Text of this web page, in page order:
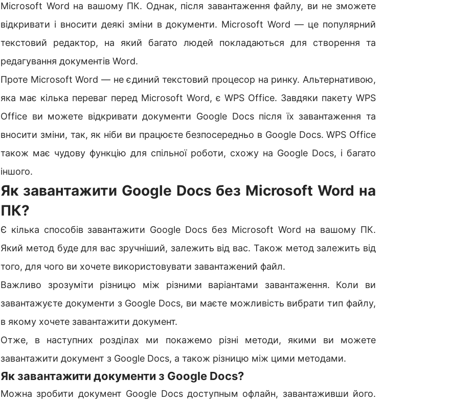
Microsoft Word на вашому ПК. Однак, після завантаження файлу, ви не зможете
відкривати і вносити деякі зміни в документи. Microsoft Word — це популярний
текстовий редактор, на який багато людей покладаються для створення та
редагування документів Word.
Проте Microsoft Word — не єдиний текстовий процесор на ринку. Альтернативою,
яка має кілька переваг перед Microsoft Word, є WPS Office. Завдяки пакету WPS
Office ви можете відкривати документи Google Docs після їх завантаження та
вносити зміни, так, як ніби ви працюєте безпосередньо в Google Docs. WPS Office
також має чудову функцію для спільної роботи, схожу на Google Docs, і багато
іншого.
Як завантажити Google Docs без Microsoft Word на
ПК?
Є кілька способів завантажити Google Docs без Microsoft Word на вашому ПК.
Який метод буде для вас зручніший, залежить від вас. Також метод залежить від
того, для чого ви хочете використовувати завантажений файл.
Важливо зрозуміти різницю між різними варіантами завантаження. Коли ви
завантажуєте документи з Google Docs, ви маєте можливість вибрати тип файлу,
в якому хочете завантажити документ.
Отже, в наступних розділах ми покажемо різні методи, якими ви можете
завантажити документ з Google Docs, а також різницю між цими методами.
Як завантажити документи з Google Docs?
Можна зробити документ Google Docs доступным офлайн, завантаживши його.